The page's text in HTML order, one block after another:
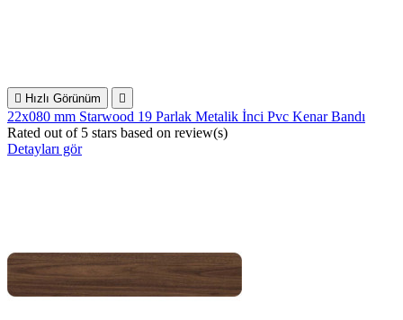
 Hızlı Görünüm 
22x080 mm Starwood 19 Parlak Metalik İnci Pvc Kenar Bandı
Rated out of 5 stars based on review(s)
Detayları gör